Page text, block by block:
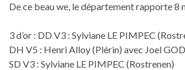
De ce beau we, le département rapporte 8
3 d’or : DD V3 : Sylviane LE PIMPEC
DH V5 : Henri Alloy (Plérin) avec Joel
SD V3 : Sylviane LE PIMPEC (Rostrenen)